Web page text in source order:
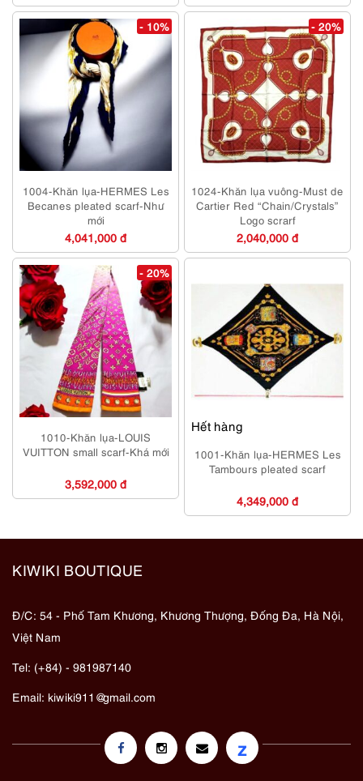
- 10%
1004-Khăn lụa-HERMES Les
Becanes pleated scarf-Như
mới
4,041,000 đ
- 20%
1024-Khăn lụa vuông-Must de
Cartier Red “Chain/Crystals”
Logo scrarf
2,040,000 đ
- 20%
1010-Khăn lụa-LOUIS
VUITTON small scarf-Khá mới
3,592,000 đ
Hết hàng
1001-Khăn lụa-HERMES Les
Tambours pleated scarf
4,349,000 đ
KIWIKI BOUTIQUE
Đ/C: 54 - Phố Tam Khương, Khương Thượng, Đống Đa, Hà Nội,
Việt Nam
Tel: (+84) - 981987140
Email: kiwiki911@gmail.com
z